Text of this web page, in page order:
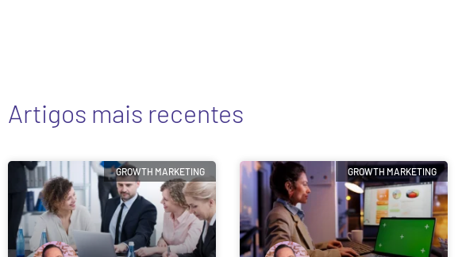
Artigos mais recentes
GROWTH MARKETING GROWTH MARKETING